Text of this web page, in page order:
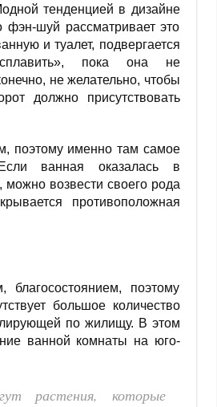
тенденцией в дизайне
шуй рассматривает это
и туалет, подвергается
пока она не
не желательно, чтобы
должно присутствовать
поэтому именно там самое
ванная оказалась в
можно возвести своего рода
противоположная
поэтому
большое количество
по жилищу. В этом
ванной комнаты на юго-
растения, которые